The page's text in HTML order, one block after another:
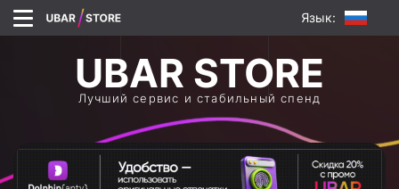
Язык:
Лучший сервис и стабильный спенд